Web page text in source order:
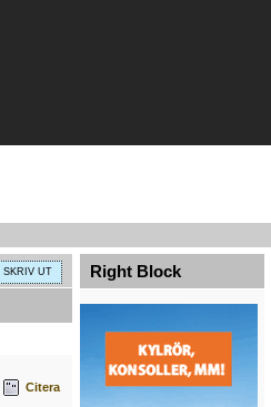
SKRIV UT
Citera
Right Block